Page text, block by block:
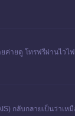
ยค่ายดู โทรฟรีผ่านไว
กลับกลายเป็นว่าเห